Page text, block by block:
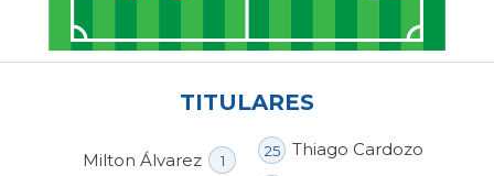
TITULARES
Milton Álvarez 1
25 Thiago Cardozo